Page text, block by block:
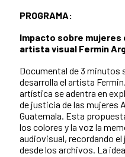
PROGRAMA:
Impacto sobre mujeres
artista visual Fermín
Documental de 3 minutos
desarrolla el artista
artística se adentra en
de justicia de las mujeres
Guatemala. Esta
los colores y la voz la
audiovisual, recordando
desde los archivos. La